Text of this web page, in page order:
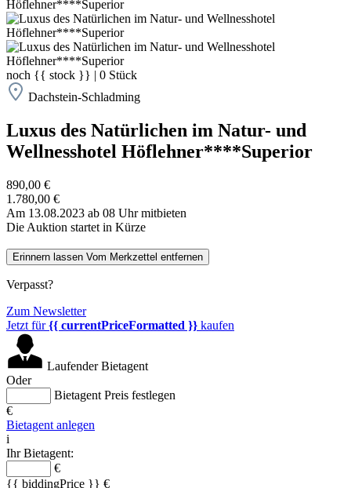
noch {{ stock }} | 0 Stück
Dachstein-Schladming
Luxus des Natürlichen im Natur- und
Wellnesshotel Höflehner****Superior
890,00 €
1.780,00 €
Am 13.08.2023 ab 08 Uhr mitbieten
Die Auktion startet in Kürze
Erinnern lassen Vom Merkzettel entfernen
Verpasst?
Zum Newsletter
Jetzt für{{ currentPriceFormatted }} kaufen
Laufender Bietagent
Oder
Bietagent Preis festlegen
€
Bietagent anlegen
i
Ihr Bietagent:
€
{{ biddingPrice }} €